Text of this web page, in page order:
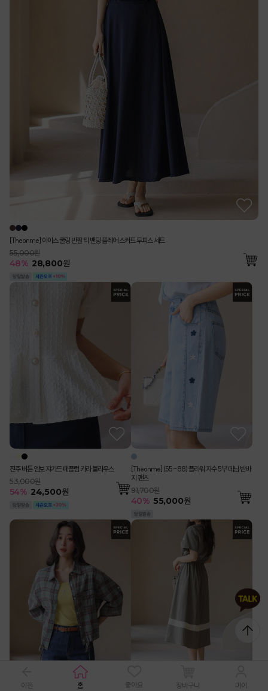
이전 홈 좋아요 장바구니 마이
[Theonme] 아이스 쿨링 반팔 티 밴딩 플레어 스커트 투피스 세트
55,000원
48% 28,800원
진주 버튼 엠보 쟈가드 페플럼 카라 블라우스
53,000원
54% 24,500원
[Theonme] (55~88) 플라워 자수 5부 데님 반바
지 팬츠
91,700원
40% 55,000원